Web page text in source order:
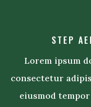
STEP
Lorem ipsum
consectetur
eiusmod